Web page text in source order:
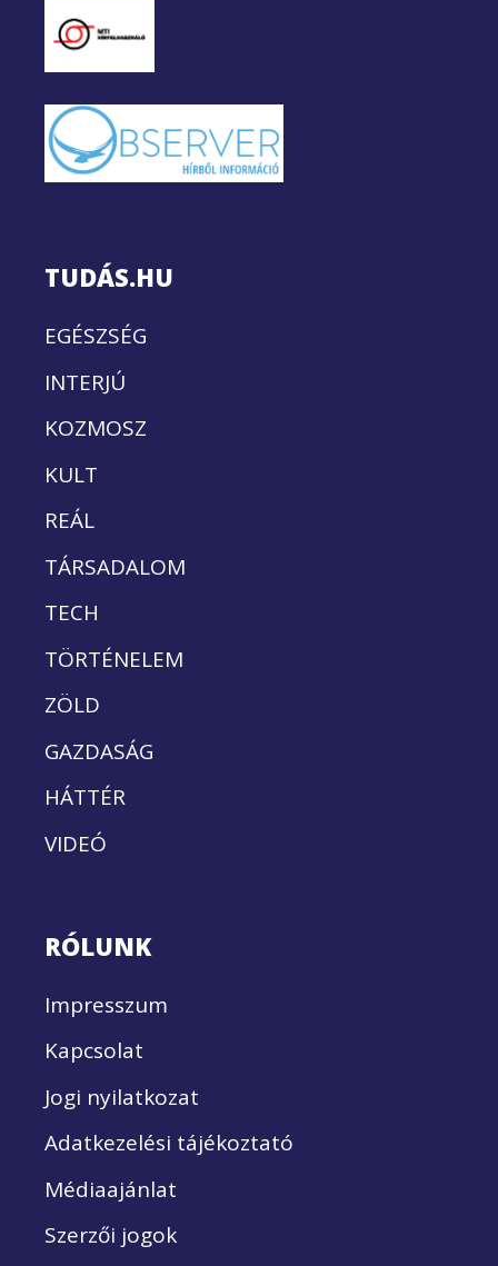
TUDÁS.HU
EGÉSZSÉG
INTERJÚ
KOZMOSZ
KULT
REÁL
TÁRSADALOM
TECH
TÖRTÉNELEM
ZÖLD
GAZDASÁG
HÁTTÉR
VIDEÓ
RÓLUNK
Impresszum
Kapcsolat
Jogi nyilatkozat
Adatkezelési tájékoztató
Médiaajánlat
Szerzői jogok